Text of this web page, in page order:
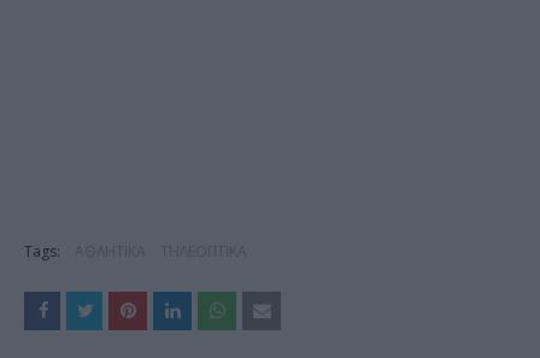
Tags: